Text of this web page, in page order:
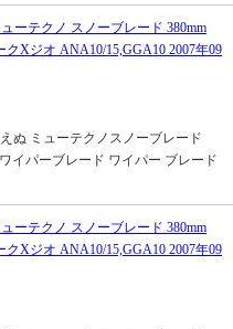
ーテクノ スノーブレード 380mm
クXジオ ANA10/15,GGA10 2007年09
ぬ ミューテクノスノーブレード
イパーブレード ワイパー ブレード
ーテクノ スノーブレード 380mm
クXジオ ANA10/15,GGA10 2007年09